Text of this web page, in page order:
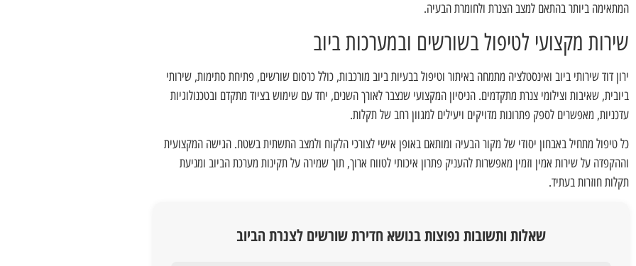
המתאימה ביותר בהתאם למצב הצנרת ולחומרת הבעיה.
שירות מקצועי לטיפול בשורשים ובמערכות ביוב
ירון דוד שירותי ביוב ואינסטלציה מתמחה באיתור וטיפול בבעיות ביוב מורכבות, כולל כרסום שורשים, פתיחת סתימות, שירותי
ביובית, שאיבות וצילומי צנרת מתקדמים. הניסיון המקצועי שנצבר לאורך השנים, יחד עם שימוש בציוד מתקדם ובטכנולוגיות
עדכניות, מאפשרים לספק פתרונות מדויקים ויעילים למגוון רחב של תקלות.
כל טיפול מתחיל באבחון יסודי של מקור הבעיה ומותאם באופן אישי לצורכי הלקוח ולמצב התשתית בשטח. הגישה המקצועית
וההקפדה על שירות אמין וזמין מאפשרות להעניק פתרון איכותי לטווח ארוך, תוך שמירה על תקינות מערכת הביוב ומניעת
תקלות חוזרות בעתיד.
שאלות ותשובות נפוצות בנושא חדירת שורשים לצנרת הביוב